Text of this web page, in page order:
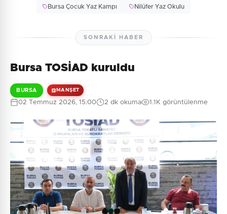
Bursa Çocuk Yaz Kampı Nilüfer Yaz Okulu
SONRAKI HABER
Bursa TOSİAD kuruldu
BURSA MANŞET
02 Temmuz 2026, 15:00 2 dk okuma 1.1K görüntülenme